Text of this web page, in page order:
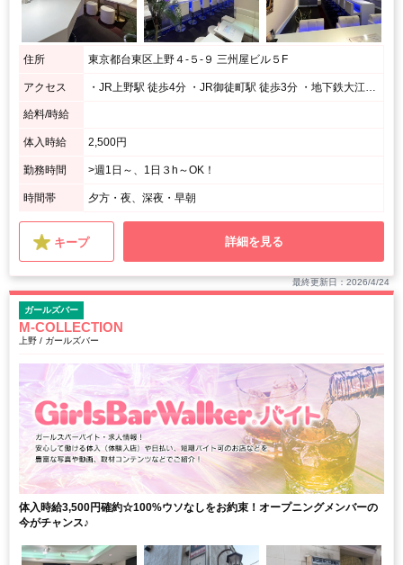
住所 東京都台東区上野４‐５‐９ 三州屋ビル５F
アクセス ・JR上野駅 徒歩4分 ・JR御徒町駅 徒歩3分 ・地下鉄大江戸線、銀座線 上野御徒町駅 徒歩1分 ・地下鉄日比谷線 仲御徒町駅 徒歩3分
給料/時給
体入時給 2,500円
勤務時間 >週1日～、1日３h～OK！
時間帯 夕方・夜、深夜・早朝
キープ 詳細を見る
最終更新日：2026/4/24
ガールズバー
M-COLLECTION
上野 / ガールズバー
体入時給3,500円確約☆100%ウソなしをお約束！オープニングメンバーの
今がチャンス♪